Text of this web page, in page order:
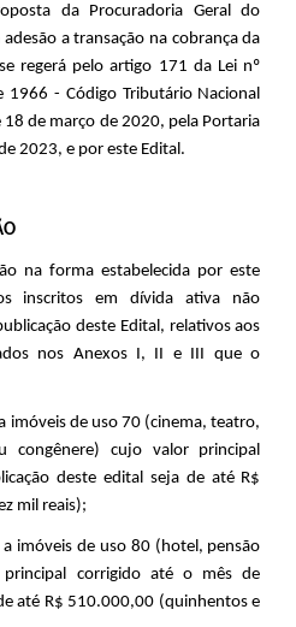
da Procuradoria Geral do
a transação na cobrança da
regerá pelo artigo 171 da Lei nº
- Código Tributário Nacional
18 de março de 2020, pela Portaria
2023, e por este Edital.
na forma estabelecida por este
inscritos em dívida ativa não
deste Edital, relativos aos
nos Anexos I, II e III que o
imóveis de uso 70 (cinema, teatro,
congênere) cujo valor principal
deste edital seja de até R$
mil reais);
imóveis de uso 80 (hotel, pensão
corrigido até o mês de
até R$ 510.000,00 (quinhentos e